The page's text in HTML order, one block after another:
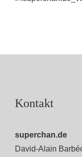
Kontakt
superchan.de
David-Alain